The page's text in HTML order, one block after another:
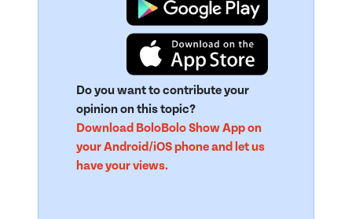
Do you want to contribute your
opinion on this topic?
Download BoloBolo Show App on
your Android/iOS phone and let us
have your views.